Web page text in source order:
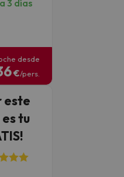
3 días
desde
€/pers.
este
tu